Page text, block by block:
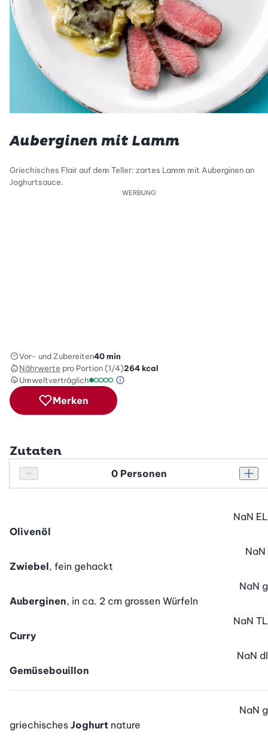
Auberginen mit Lamm
Griechisches Flair auf dem Teller: zartes Lamm mit Auberginen an
Joghurtsauce.
WERBUNG
Vor- und Zubereiten40 min
Nährwerte pro Portion (1/4)264kcal
Umweltverträglich
Umweltverträglichkeitsskala: 1 von 5
Green Betty Skala Info
Merken
Zutaten
Personenanzahl verringern
Personenanzahl
Olivenöl
NaN EL
Zwiebel, fein gehackt
NaN
Auberginen, in ca. 2 cm grossen Würfeln
NaN g
Curry
NaN TL
Gemüsebouillon
NaN dl
griechisches Joghurt nature
NaN g